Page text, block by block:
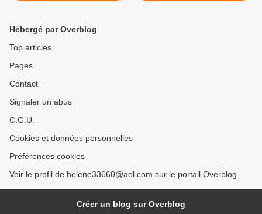
Hébergé par Overblog
Top articles
Pages
Contact
Signaler un abus
C.G.U.
Cookies et données personnelles
Préférences cookies
Voir le profil de helene33660@aol.com sur le portail Overblog
Créer un blog sur Overblog